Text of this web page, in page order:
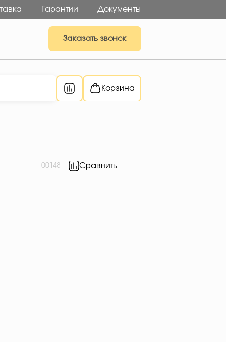
Гарантии Документы
Заказать звонок
Корзина
00148 Сравнить